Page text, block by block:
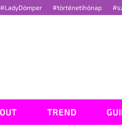
#LadyDömper #történetihónap
OUT TREND